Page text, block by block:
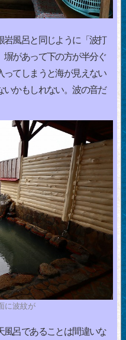
岩風呂と同じように「波打
塀があって下の方が半分ぐ
ってしまうと海が見えない
いかもしれない。波の音だ
に波紋が
風呂であることは間違いな